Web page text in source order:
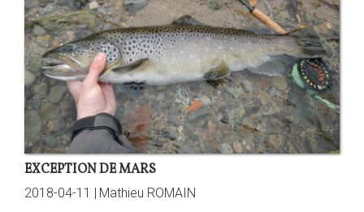
EXCEPTION DE MARS
2018-04-11 | Mathieu ROMAIN